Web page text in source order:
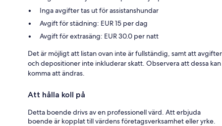
Inga avgifter tas ut för assistanshundar
Avgift för städning: EUR 15 per dag
Avgift för extrasäng: EUR 30.0 per natt
Det är möjligt att listan ovan inte är fullständig, samt att avgifter
och depositioner inte inkluderar skatt. Observera att dessa kan
komma att ändras.
Att hålla koll på
Detta boende drivs av en professionell värd. Att erbjuda
boende är kopplat till värdens företagsverksamhet eller yrke.